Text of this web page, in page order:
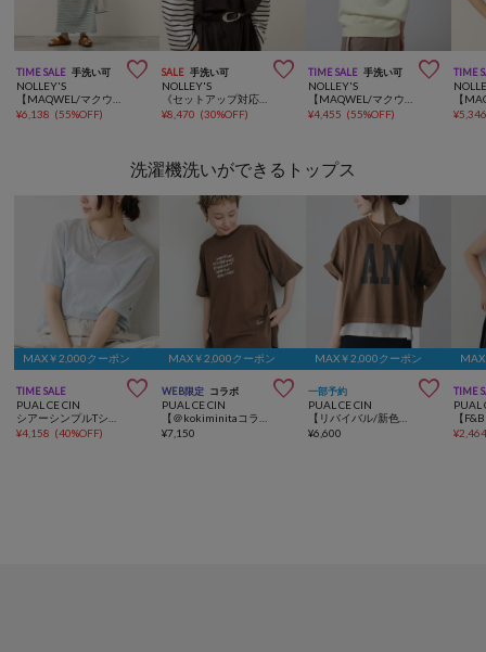
TIME SALE 手洗い可 
NOLLEY'S
¥6,138 (55%OFF)
SALE 手洗い可 
NOLLEY'S
¥8,470 (30%OFF)
TIME SALE 手洗い可 
NOLLEY'S
¥4,455 (55%OFF)
TIME
¥
洗濯機洗いができるトップス
MAX￥2,000クーポン
TIME SALE 
PUAL CE CIN
¥4,158 (40%OFF)
MAX￥2,000クーポン
WEB限定 コラボ 
PUAL CE CIN
¥7,150
MAX￥2,000クーポン
一部予約 
PUAL CE CIN
¥6,600
TIME
PUAL
¥